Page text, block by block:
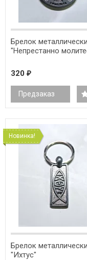
Брелок
"Непрестанно
320 ₽
Предзаказ
Новинка!
Брелок
"Ихтус"